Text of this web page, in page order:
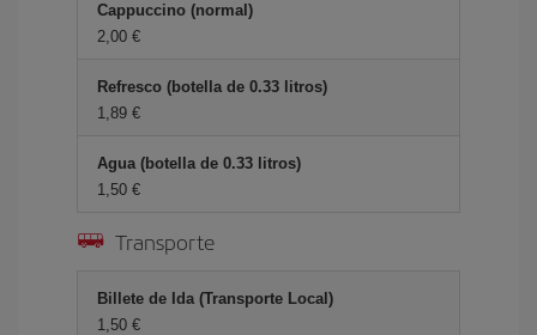
Cappuccino (normal)
2,00
Refresco (botella de 0.33 litros)
1,89
Agua (botella de 0.33 litros)
1,50
Transporte
Billete de Ida (Transporte Local)
1,50